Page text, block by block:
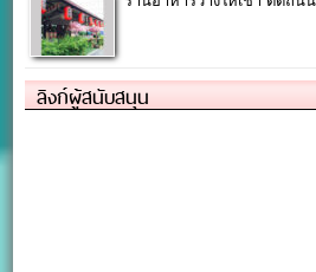
ลิงก์ผู้สนับสนุน